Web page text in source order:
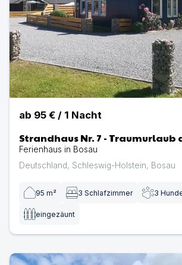
ab 95 € / 1 Nacht
Strandhaus Nr. 7 - Traumurlaub
Plöner See – Seeblick, Sauna &
Ferienhaus in Bosau
Deutschland, Schleswig-Holstein, Bosau
95 m² 3 Schlafzimmer 3
eingezäunt
Strandhaus Nr.9 am gr. Plöner See